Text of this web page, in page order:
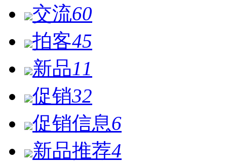
交流60
拍客45
新品11
促销32
促销信息6
新品推荐4